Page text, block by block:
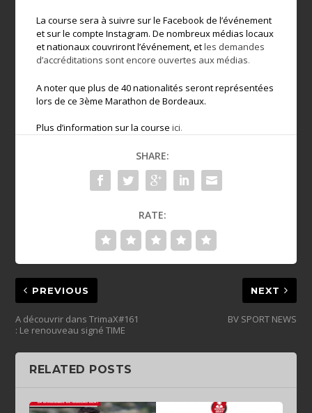
La course sera à suivre sur le Facebook de l’événement
et sur le compte Instagram. De nombreux médias locaux
et nationaux couvriront l’événement, etles demandes
d’accréditations sont encore ouvertes aux médias.
A noter que plus de 40 nationalités seront représentées
lors de ce 3ème Marathon de Bordeaux.
Plus d’information sur la course ici.
SHARE:
RATE:
PREVIOUS
A découvrir dans TrimaX#161
: Le renouveau signé TIME
NEXT
BV SPORT NEWS
RELATED POSTS